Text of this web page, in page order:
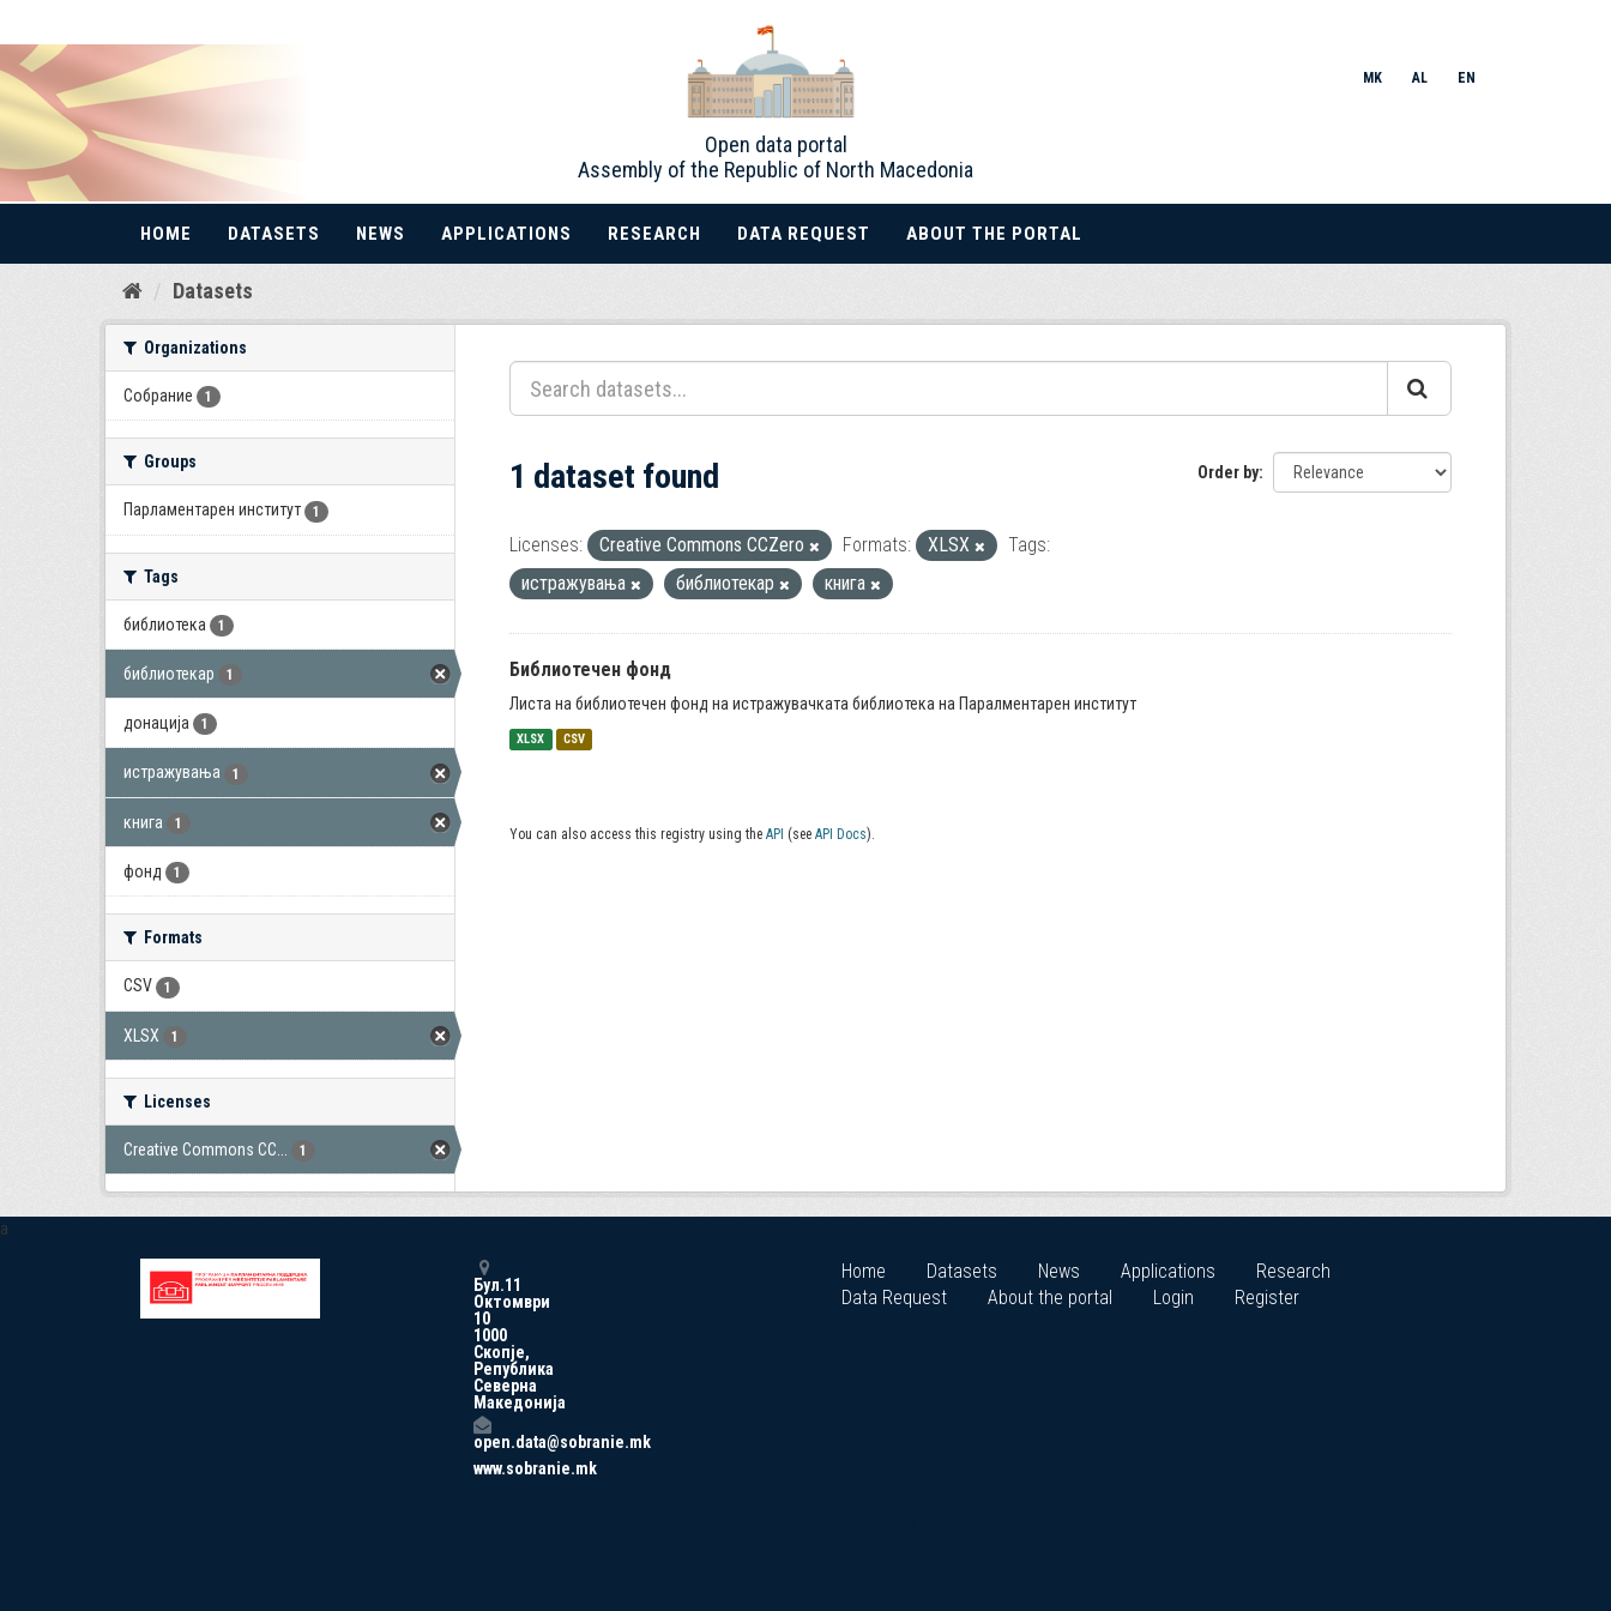
Skip
Open data portal
Assembly of the Republic of North Macedonia
MK AL EN
HOME DATASETS NEWS APPLICATIONS RESEARCH DATA REQUEST ABOUT THE PORTAL
Datasets
Organizations
Собрание 1
Groups
Парламентарен институт 1
Tags
библиотека 1
библиотекар 1
донација 1
истражувања 1
книга 1
фонд 1
Formats
CSV 1
XLSX 1
Licenses
Creative Commons CC... 1
Order by
1 dataset found
Licenses: Creative Commons CCZero Formats: XLSX
Tags:
истражувања
библиотекар книга
Библиотечен фонд
Листа на библиотечен фонд на истражувачката библиотека на Паралментарен институт
XLSX CSV
You can also access this registry using the API (see API Docs).
a
Бул.11
Октомври
10
1000
Скопје,
Република
Северна
Македонија
open.data@sobranie.mk
www.sobranie.mk
Home Datasets News Applications
Research
Data Request
About the portal Login Register